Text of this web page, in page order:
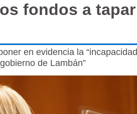
fondos a tapar
en evidencia la “incapacidad
de Lambán”